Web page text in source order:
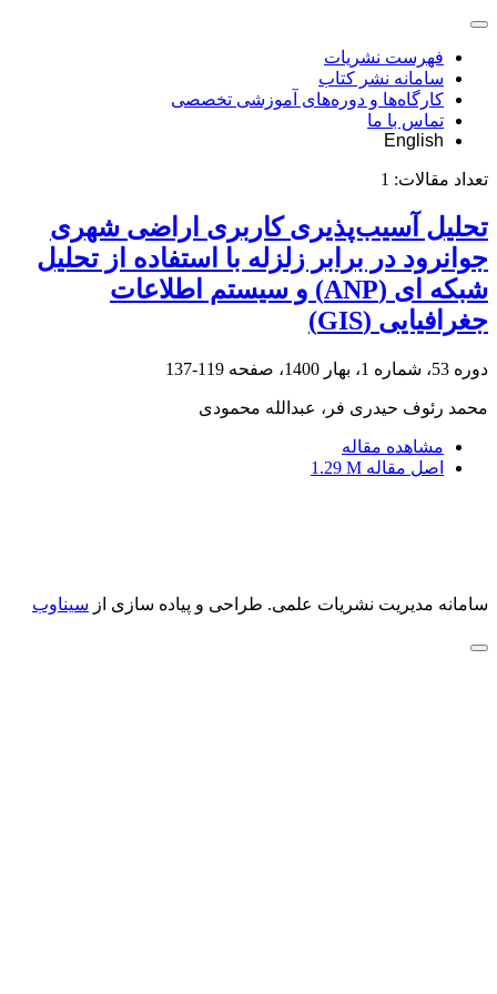
فهرست نشریات
سامانه نشر کتاب
کارگاه‌ها و دوره‌های آموزشی تخصصی
تماس با ما
English
تعداد مقالات: 1
تحلیل آسیب‌پذیری کاربری اراضی شهری
جوانرود در برابر زلزله با استفاده از تحلیل
شبکه ‏ای (ANP) و سیستم اطلاعات
جغرافیایی (GIS)
دوره 53، شماره 1، بهار 1400، صفحه 119-137
محمد رئوف حیدری فر، عبدالله محمودی
مشاهده مقاله
اصل مقاله 1.29 M
سامانه مدیریت نشریات علمی. طراحی و پیاده سازی از سیناوب